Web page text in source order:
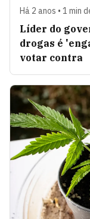
Há 2 anos • 1 min
Líder do
drogas é
votar contra